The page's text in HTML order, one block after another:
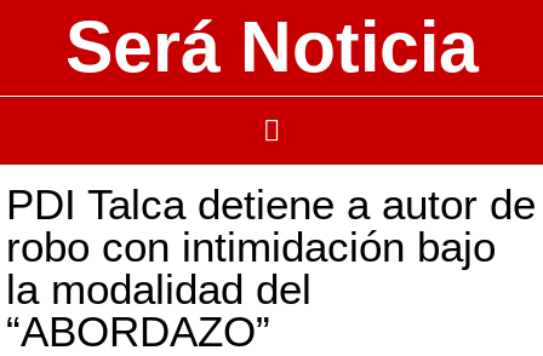
Será Noticia
PDI Talca detiene a autor de
robo con intimidación bajo
la modalidad del
“ABORDAZO”